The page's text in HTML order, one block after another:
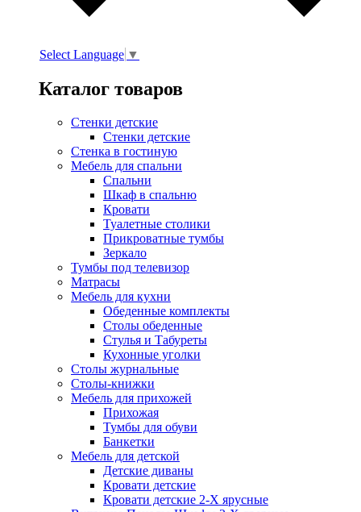
Select Language ▼
Каталог товаров
Стенки детские
Стенки детские
Стенка в гостиную
Мебель для спальни
Спальни
Шкаф в спальню
Кровати
Туалетные столики
Прикроватные тумбы
Зеркало
Тумбы под телевизор
Матрасы
Мебель для кухни
Обеденные комплекты
Столы обеденные
Стулья и Табуреты
Кухонные уголки
Столы журнальные
Столы-книжки
Мебель для прихожей
Прихожая
Тумбы для обуви
Банкетки
Мебель для детской
Детские диваны
Кровати детские
Кровати детские 2-Х ярусные